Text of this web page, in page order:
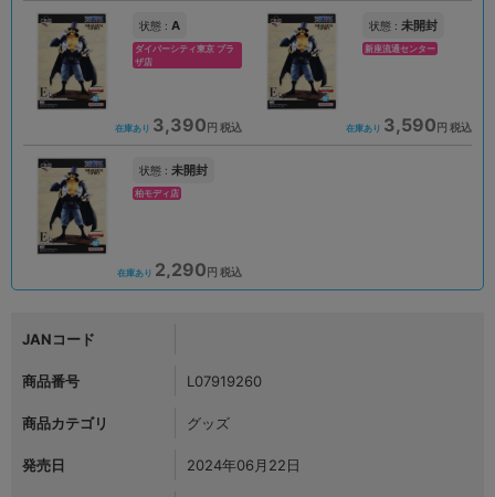
状態 : A
ダイバーシティ東京 プラ
ザ店
在庫あり 3,390 円 税込
状態 : 未開封
新座流通センター
在庫あり 3,590 円 税込
状態 : 未開封
柏モディ店
在庫あり 2,290 円 税込
JANコード
商品番号 L07919260
商品カテゴリ グッズ
発売日 2024年06月22日